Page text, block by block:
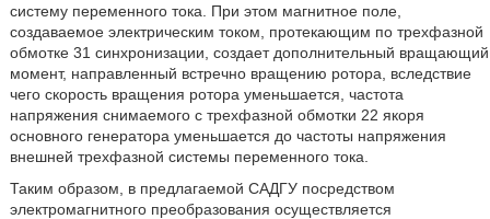
систему переменного тока. При этом магнитное поле,
создаваемое электрическим током, протекающим по трехфазной
обмотке 31 синхронизации, создает дополнительный вращающий
момент, направленный встречно вращению ротора, вследствие
чего скорость вращения ротора уменьшается, частота
напряжения снимаемого с трехфазной обмотки 22 якоря
основного генератора уменьшается до частоты напряжения
внешней трехфазной системы переменного тока.
Таким образом, в предлагаемой САДГУ посредством
электромагнитного преобразования осуществляется